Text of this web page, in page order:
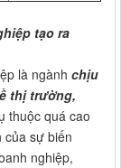
tạo ra
là ngành chịu
thị trường,
thuộc quá cao
của sự biến
nghiệp,